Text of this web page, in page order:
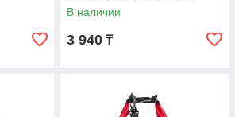
В наличии
3 940 ₸